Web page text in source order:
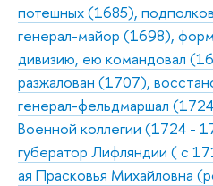
потешных (1685),
генерал-майор (1698),
дивизию, ею командовал
разжалован (1707),
генерал-фельдмаршал
Военной коллегии (1724 -
губератор Лифляндии ( с
ая Прасковья Михайловна